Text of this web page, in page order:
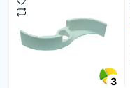
3